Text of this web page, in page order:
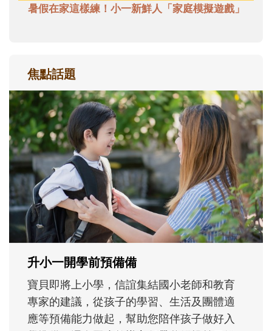
暑假在家這樣練！小一新鮮人「家庭模擬遊戲」
焦點話題
和孩子一起長大的那個男人│讀懂父親的
不同模樣
沒有人天生就擅長當爸爸！男人總是在一次
次「前所未有」的體驗中，跟著孩子一起長
大。從給予安全感的肢體遊戲，到獨立自
主、角色認同及解決問題的能力養成。爸爸
正嘗試用不同的模樣，參與孩子每個重要的